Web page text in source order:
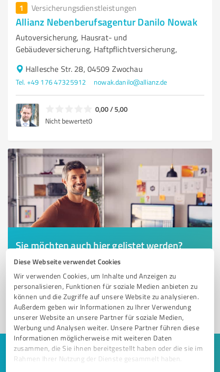
Diese Webseite verwendet Cookies
Wir verwenden Cookies, um Inhalte und Anzeigen zu
personalisieren, Funktionen für soziale Medien anbieten zu
können und die Zugriffe auf unsere Website zu analysieren.
Außerdem geben wir Informationen zu Ihrer Verwendung
unserer Website an unsere Partner für soziale Medien,
Werbung und Analysen weiter. Unsere Partner führen diese
Informationen möglicherweise mit weiteren Daten
zusammen, die Sie ihnen bereitgestellt haben oder die sie im
Rahmen Ihrer Nutzung der Dienste gesammelt haben.
1 Versicherungsdienstleistungen
Allianz Nebenberufsagentur Danilo Nowak
Autoversicherung, Hausrat- und
Gebäudeversicherung, Haftpflichtversicherung,
Hallesche Str. 28, 04509 Zwochau
Tel. +49 176 47325912 nowak.danilo@allianz.de
0,00 / 5,00
Nicht bewertet0
Sie möchten auch hier gelistet werden?
Registrieren Sie sich jetzt und werden Sie ein von
Kunden empfohlener ProvenExpert!
1
Keine Zeit für lange Recherchen und E-